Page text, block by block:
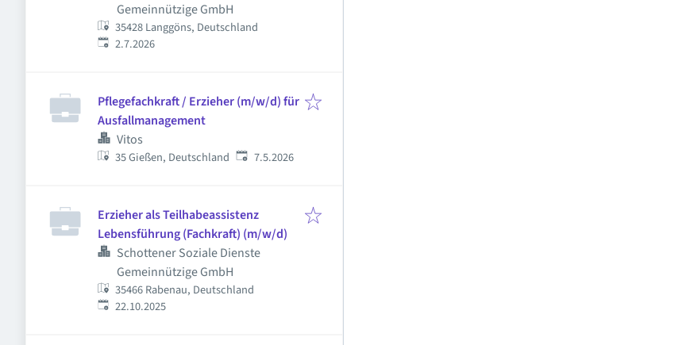
Gemeinnützige GmbH
35428 Langgöns, Deutschland
Veröffentlicht
2.7.2026
Pflegefachkraft / Erzieher (m/w/d) für
Ausfallmanagement
Vitos
35 Gießen, Deutschland Veröffentlicht
7.5.2026
Erzieher als Teilhabeassistenz
Lebensführung (Fachkraft) (m/w/d)
Schottener Soziale Dienste
Gemeinnützige GmbH
35466 Rabenau, Deutschland
Veröffentlicht:
22.10.2025